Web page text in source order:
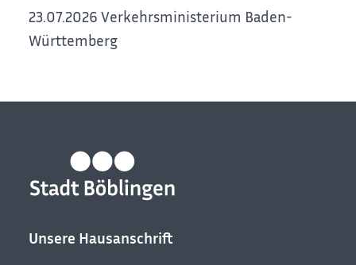
23.07.2026 Verkehrsministerium Baden-
Württemberg
Unsere Hausanschrift